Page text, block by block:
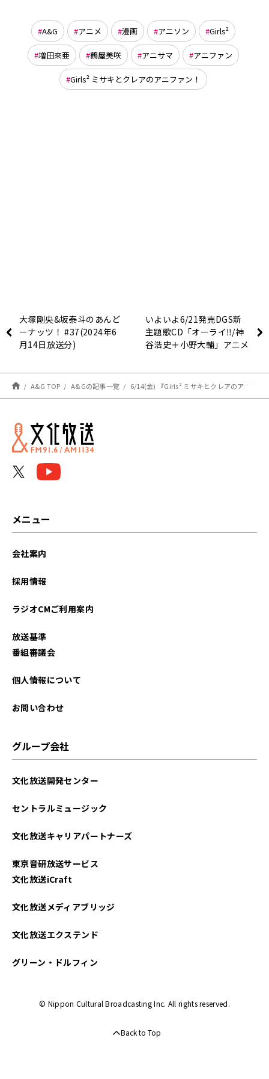
A&G アニメ 漫画 アニソン Girls²
増田來亜 鶴屋美咲 アニサマ アニファン
Girls² ミサキとクレアのアニファン！
大塚剛央&坂泰斗のあんど
ーナッツ！ #37(2024年6
月14日放送分)
いよいよ6/21発売DGS新
主題歌CD「オーライ‼︎/神
谷浩史＋小野大輔」アニメ
予約受付中！【神谷浩史・
小野大輔のDear Girl〜
Stories〜】
A&G TOP A&Gの記事一覧 6/14(金) 『Girls² ミサキとクレアのアニファン！』#38
メニュー
会社案内
採用情報
ラジオCMご利用案内
放送基準
番組審議会
個人情報について
お問い合わせ
グループ会社
文化放送開発センター
セントラルミュージック
文化放送キャリアパートナーズ
東京音研放送サービス
文化放送iCraft
文化放送メディアブリッジ
文化放送エクステンド
グリーン・ドルフィン
© Nippon Cultural Broadcasting Inc. All rights reserved.
Back to Top